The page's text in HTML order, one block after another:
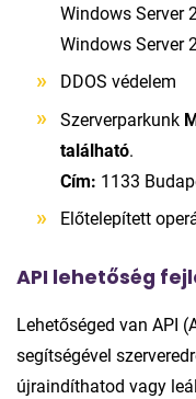
Windows Server
Windows Server
DDOS védelem
Szerverparkunk
található.
Cím: 1133
Előtelepített
API lehetőség
Lehetőséged van API
segítségével
újraindíthatod vagy